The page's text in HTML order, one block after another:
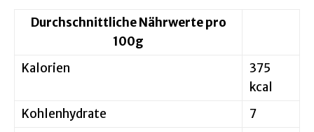
Durchschnittliche Nährwerte pro
100g
Kalorien
375
kcal
Kohlenhydrate
7